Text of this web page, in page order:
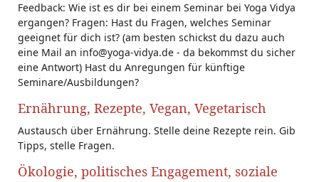
Feedback: Wie ist es dir bei einem Seminar bei Yoga Vidya
ergangen? Fragen: Hast du Fragen, welches Seminar
geeignet für dich ist? (am besten schickst du dazu auch
eine Mail an info@yoga-vidya.de - da bekommst du sicher
eine Antwort) Hast du Anregungen für künftige
Seminare/Ausbildungen?
Ernährung, Rezepte, Vegan, Vegetarisch
Austausch über Ernährung. Stelle deine Rezepte rein. Gib
Tipps, stelle Fragen.
Ökologie, politisches Engagement, soziale